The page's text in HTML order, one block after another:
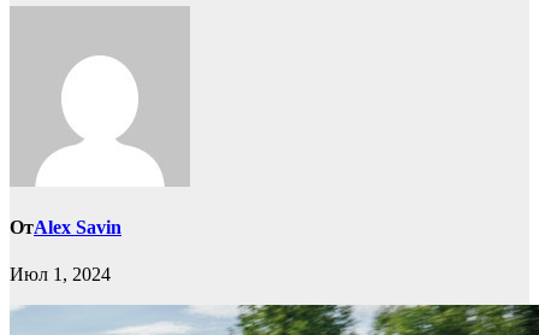
ОтAlex Savin
Июл 1, 2024